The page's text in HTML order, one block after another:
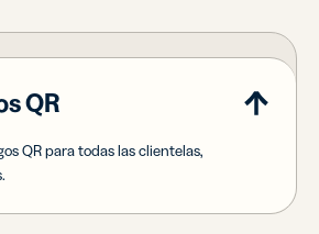
QR
QR para todas las clientelas,